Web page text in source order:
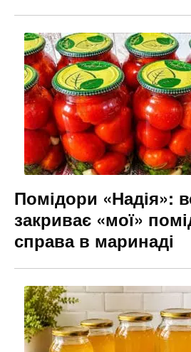
Помідори «Надія»:
закриває «мої»
справа в маринаді